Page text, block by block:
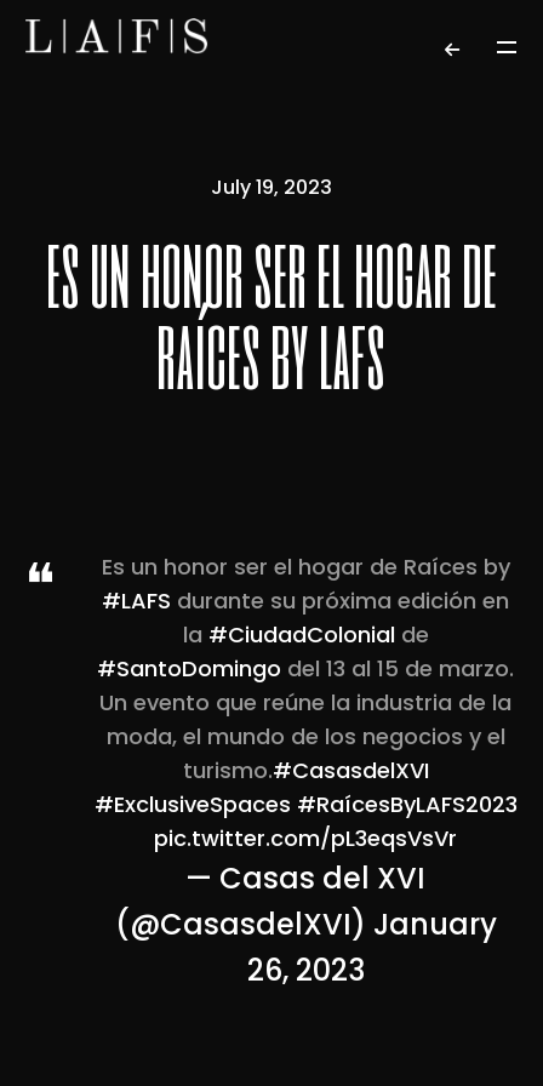
July 19, 2023
es un honor ser el hogar de
raíces by lafs
Es un honor ser el hogar de Raíces by
#LAFS durante su próxima edición en
la #CiudadColonial de
#SantoDomingo del 13 al 15 de marzo.
Un evento que reúne la industria de la
moda, el mundo de los negocios y el
turismo.#CasasdelXVI
#ExclusiveSpaces #RaícesByLAFS2023
pic.twitter.com/pL3eqsVsVr
— Casas del XVI
(@CasasdelXVI) January
26, 2023
. All rights reserved.